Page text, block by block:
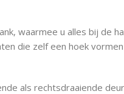
waarmee u alles bij de
die zelf een hoek
als rechtsdraaiende